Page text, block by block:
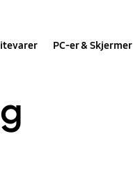
PC-er & Skjermer